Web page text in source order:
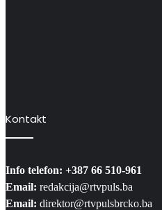
Kontakt
Info telefon: +387 66 510-961
Email: redakcija@rtvpuls.ba
Email: direktor@rtvpulsbrcko.ba